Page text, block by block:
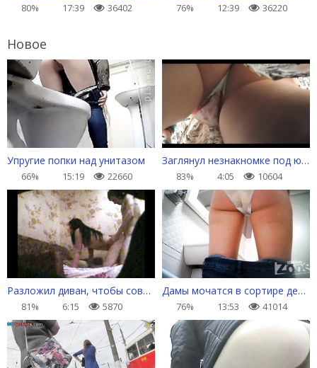
80% 17:39 36402 76% 12:39 36220
Новое
Упругие попки над унитазом
66% 15:19 22660
Заглянул незнакномке под юбку, а там прокладка
83% 4:05 10604
Разложил диван, чтобы совокупиться с подружкой
81% 6:15 5870
Дамы мочатся в сортире дешевого кафе
76% 13:53 41014